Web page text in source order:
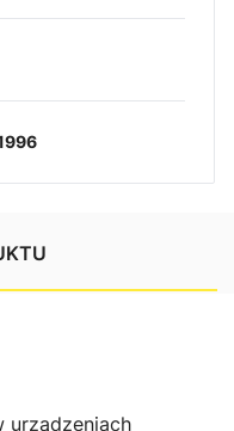
urządzeniach